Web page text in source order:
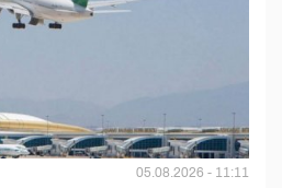
05.08.2026 - 11:11